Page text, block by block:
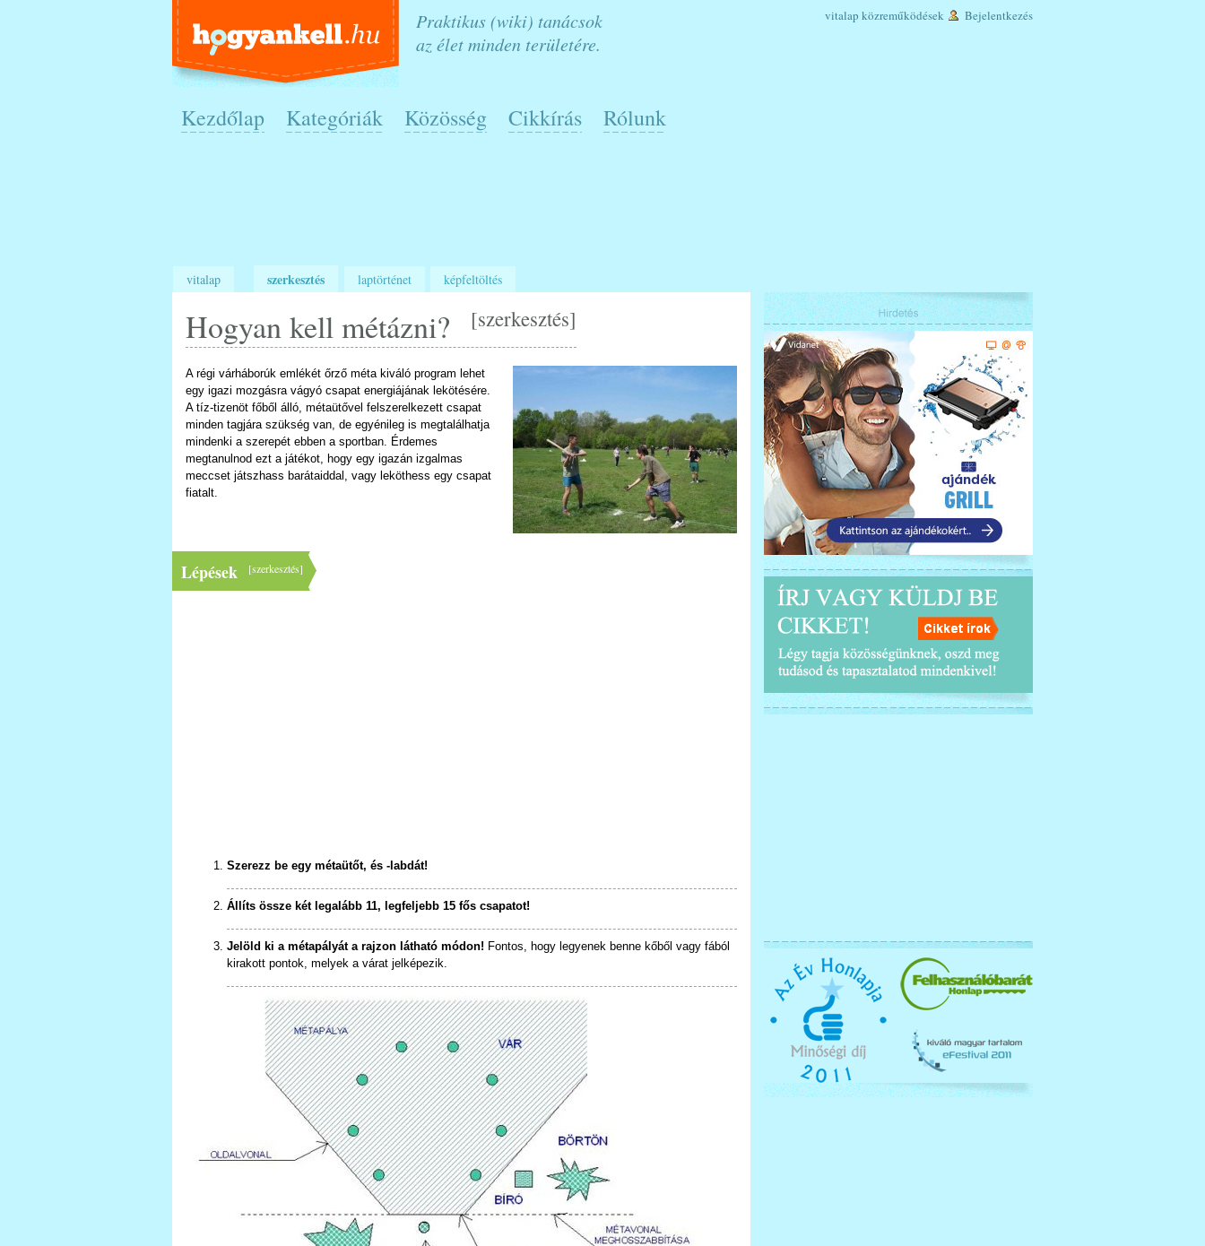
Praktikus (wiki) tanácsok
az élet minden területére.
vitalap közreműködések Bejelentkezés
Kezdőlap Kategóriák Közösség Cikkírás Rólunk
vitalap szerkesztés laptörténet képfeltöltés
[szerkesztés]
Hogyan kell métázni?
A régi várháborúk emlékét őrző méta kiváló program lehet
egy igazi mozgásra vágyó csapat energiájának lekötésére.
A tíz-tizenöt főből álló, métaütővel felszerelkezett csapat
minden tagjára szükség van, de egyénileg is megtalálhatja
mindenki a szerepét ebben a sportban. Érdemes
megtanulnod ezt a játékot, hogy egy igazán izgalmas
meccset játszhass barátaiddal, vagy leköthess egy csapat
fiatalt.
[szerkesztés]
Lépések
Szerezz be egy métaütőt, és -labdát!
Állíts össze két legalább 11, legfeljebb 15 fős csapatot!
Jelöld ki a métapályát a rajzon látható módon! Fontos, hogy legyenek benne kőből vagy fából
kirakott pontok, melyek a várat jelképezik.